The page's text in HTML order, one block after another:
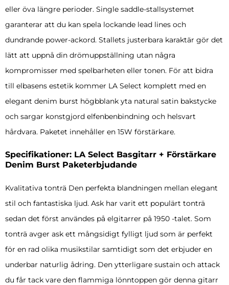
eller öva längre perioder. Single saddle-stallsystemet
garanterar att du kan spela lockande lead lines och
dundrande power-ackord. Stallets justerbara karaktär gör det
lätt att uppnå din drömuppställning utan några
kompromisser med spelbarheten eller tonen. För att bidra
till elbasens estetik kommer LA Select komplett med en
elegant denim burst högbblank yta natural satin bakstycke
och sargar konstgjord elfenbenbindning och helsvart
hårdvara. Paketet innehåller en 15W förstärkare.
Specifikationer: LA Select Basgitarr + Förstärkare
Denim Burst Paketerbjudande
Kvalitativa tonträ Den perfekta blandningen mellan elegant
stil och fantastiska ljud. Ask har varit ett populärt tonträ
sedan det först användes på elgitarrer på 1950 -talet. Som
tonträ avger ask ett mångsidigt fylligt ljud som är perfekt
för en rad olika musikstilar samtidigt som det erbjuder en
underbar naturlig ådring. Den ytterligare sustain och attack
du får tack vare den flammiga lönntoppen gör denna gitarr